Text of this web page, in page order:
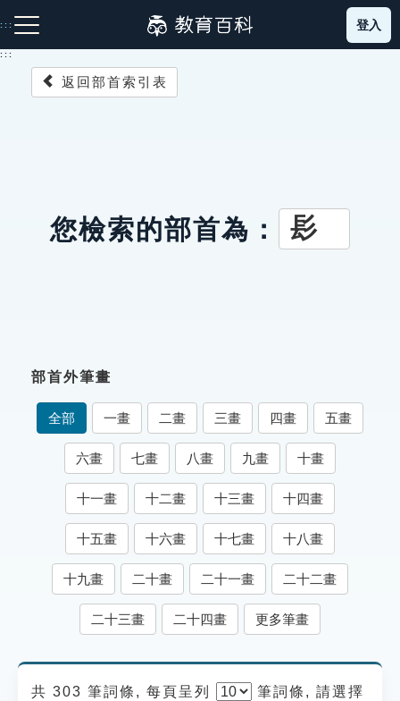
到
主
:::
成語故事
索引選單
知識索引
單字索引
生命大百科索引
遊戲專區
貓頭鷹博士
登入
:::
返回部首索引表
您檢索的部首為： 髟
部首外筆畫
全部 一畫 二畫 三畫 四畫 五畫
六畫 七畫 八畫 九畫 十畫
十一畫 十二畫 十三畫 十四畫
十五畫 十六畫 十七畫 十八畫
十九畫 二十畫 二十一畫 二十二畫
二十三畫 二十四畫 更多筆畫
共 303 筆詞條, 每頁呈列 筆詞條, 請選擇